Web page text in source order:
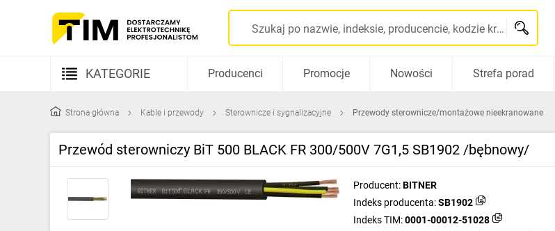
Szukaj po nazwie, indeksie, producencie, kodzie kreskowym...
KATEGORIE
Kable i przewody
Elementy prowadzenia kabli
Producenci Promocje Nowości Strefa porad
Strona główna Kable i przewody Sterownicze i sygnalizacyjne Przewody sterownicze/montażowe nieekranowane
Przewód sterowniczy BiT 500 BLACK FR 300/500V 7G1,5 SB1902 /bębnowy/
Producent:BITNER
Indeks producenta:SB1902
Indeks TIM:0001-00012-51028